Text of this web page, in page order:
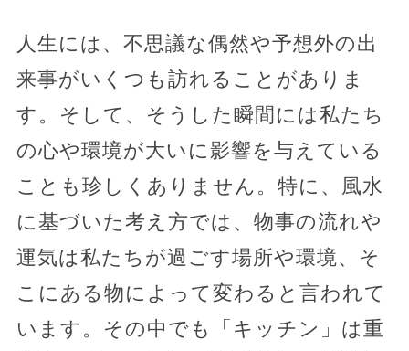
人生には、不思議な偶然や予想外の出
来事がいくつも訪れることがありま
す。そして、そうした瞬間には私たち
の心や環境が大いに影響を与えている
ことも珍しくありません。特に、風水
に基づいた考え方では、物事の流れや
運気は私たちが過ごす場所や環境、そ
こにある物によって変わると言われて
います。その中でも「キッチン」は重